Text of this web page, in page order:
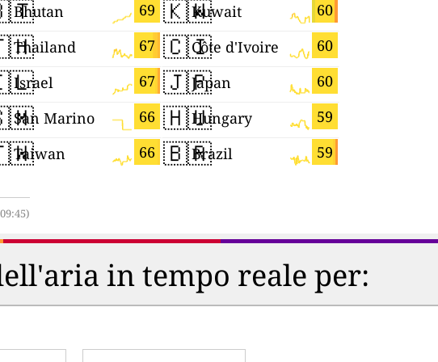
69
Bhutan
67
Thailand
67
Israel
66
San Marino
66
Taiwan
🇰🇼 60
Kuwait
🇨🇮 60
Côte d'Ivoire
🇯🇵 60
Japan
🇭🇺 59
Hungary
🇧🇷 59
Brazil
in tempo reale per: